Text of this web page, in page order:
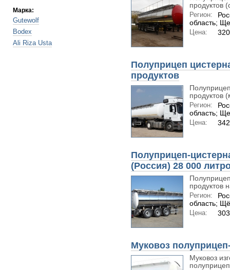
Марка:
Gutewolf
Bodex
Ali Riza Usta
продуктов
Регион:
область;
Цена:
Полуприцеп
продуктов
продуктов
Регион:
область;
Цена:
Полуприцеп-
(Россия) 28 000
продуктов
Регион:
область;
Цена:
Муковоз
Муковоз